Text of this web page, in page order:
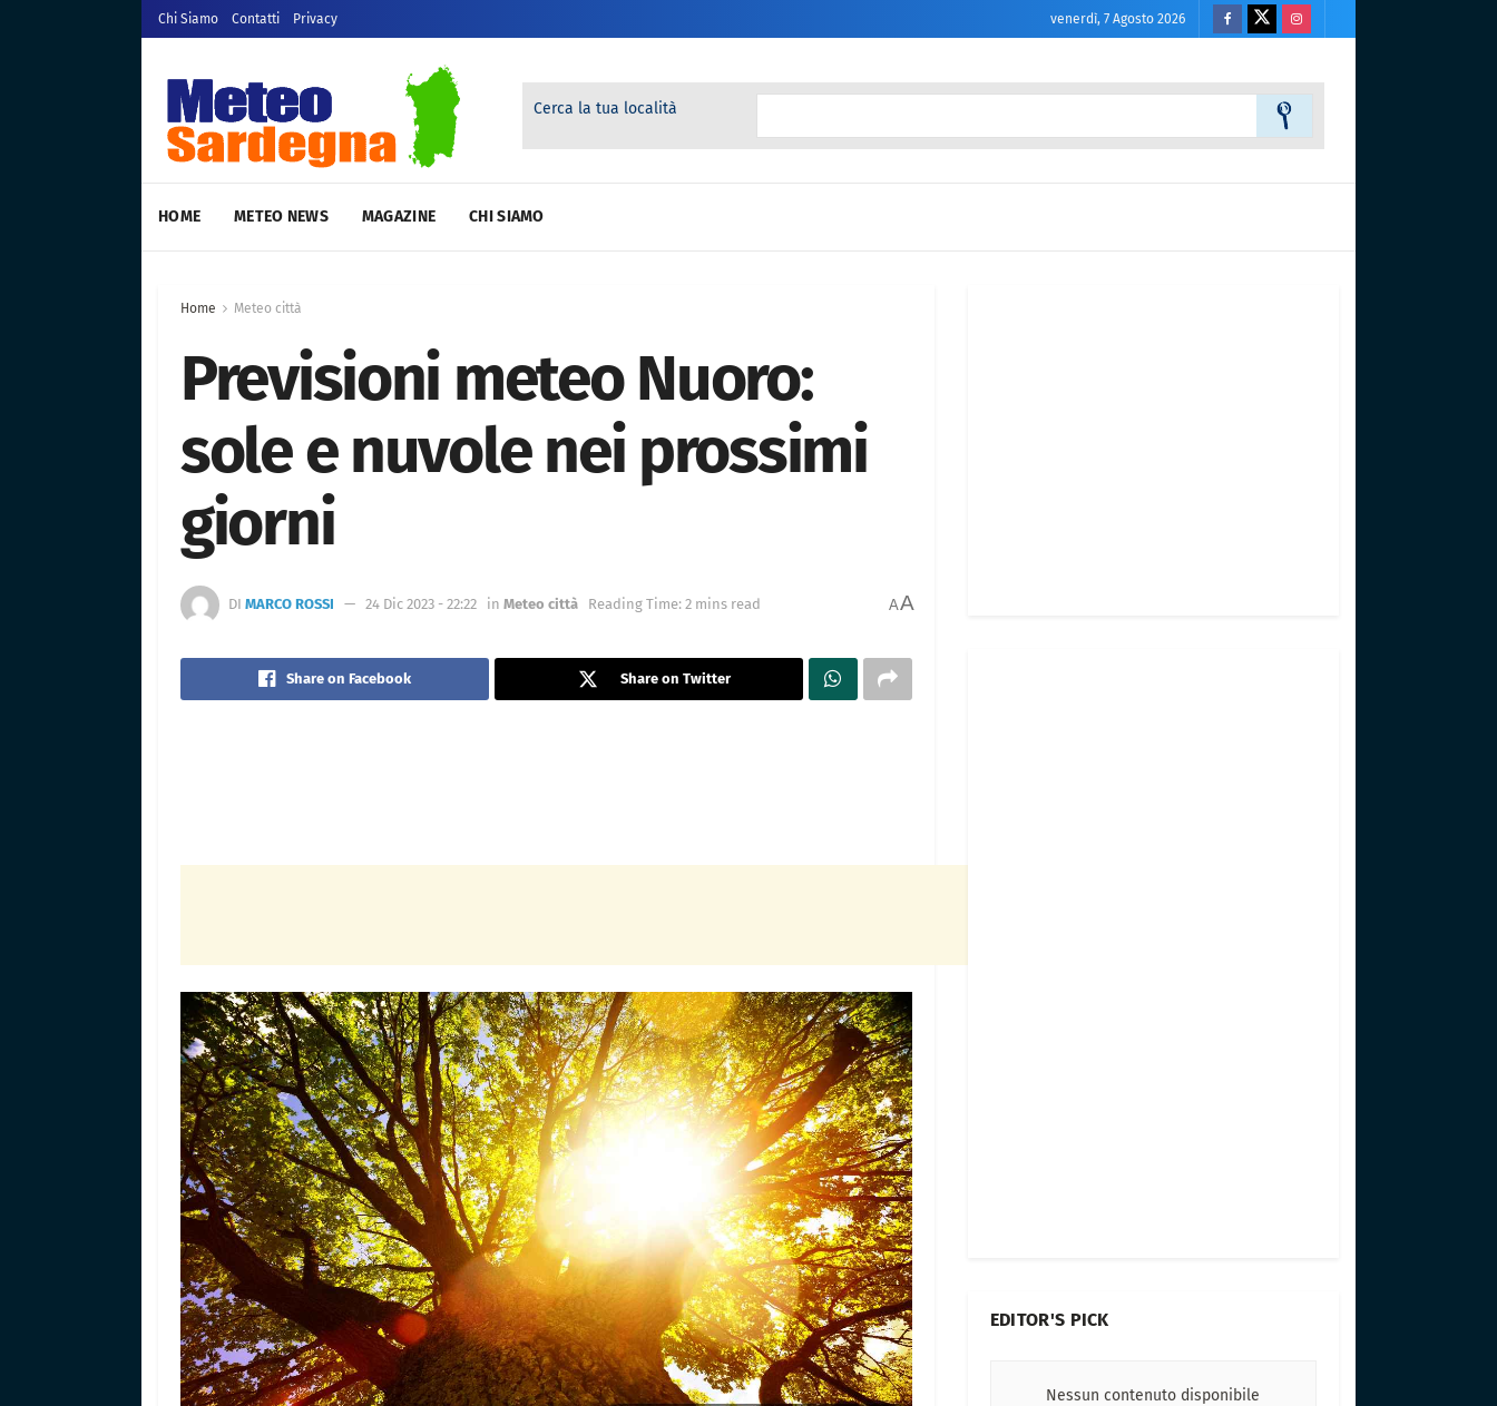
Chi Siamo Contatti Privacy venerdì, 7 Agosto 2026
Cerca la tua località
HOME METEO NEWS MAGAZINE CHI SIAMO
Home Meteo città
Previsioni meteo Nuoro:
sole e nuvole nei prossimi
giorni
DI MARCO ROSSI 24 Dic 2023 - 22:22 in Meteo città Reading Time: 2 mins read AA
Share on Facebook Share on Twitter
EDITOR'S PICK
Nessun contenuto disponibile